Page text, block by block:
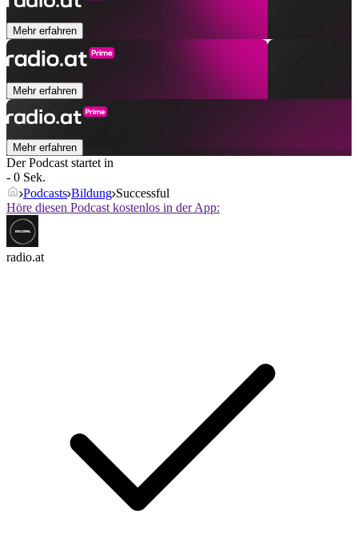
Mehr erfahren
Mehr erfahren
Mehr erfahren
Der Podcast startet in
- 0 Sek.
Podcasts Bildung Successful
Höre diesen Podcast kostenlos in der App:
radio.at